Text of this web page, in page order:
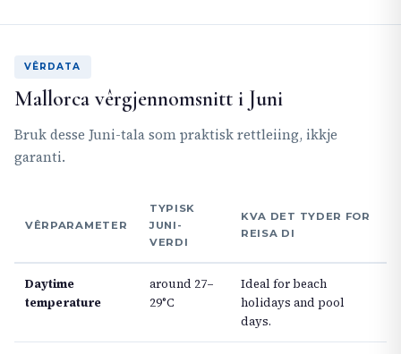
VÊRDATA
Mallorca vêrgjennomsnitt i Juni
Bruk desse Juni-tala som praktisk rettleiing, ikkje
garanti.
VÊRPARAMETER
TYPISK
JUNI-
VERDI
KVA DET TYDER FOR
REISA DI
Daytime
temperature
around 27–
29°C
Ideal for beach
holidays and pool
days.